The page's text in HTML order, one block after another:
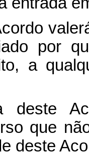
por
a
deste
que
deste